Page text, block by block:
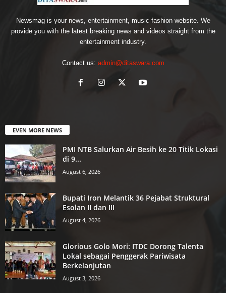
Newsmag is your news, entertainment, music fashion website. We
provide you with the latest breaking news and videos straight from the
entertainment industry.
Contact us: admin@ditaswara.com
EVEN MORE NEWS
PMI NTB Salurkan Air Besih ke 20 Titik Lokasi
di 9...
August 6, 2026
Bupati Iron Melantik 36 Pejabat Struktural
Esolan II dan III
August 4, 2026
Glorious Golo Mori: ITDC Dorong Talenta
Lokal sebagai Penggerak Pariwisata
Berkelanjutan
August 3, 2026